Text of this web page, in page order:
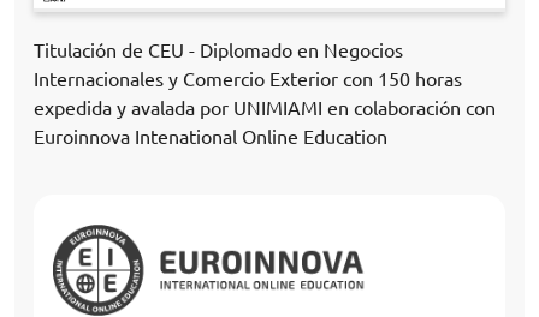
Titulación de CEU - Diplomado en Negocios
Internacionales y Comercio Exterior con 150 horas
expedida y avalada por UNIMIAMI en colaboración con
Euroinnova Intenational Online Education